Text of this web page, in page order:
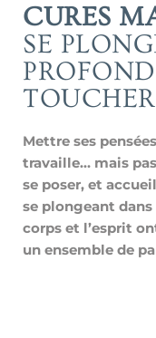
CURES
SE
TOUCHER
Mettre ses
travaille… mais
se poser, et
se plongeant
corps et l’esprit
un ensemble de